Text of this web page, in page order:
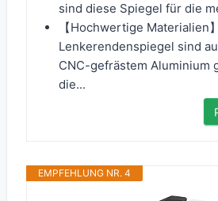
sind diese Spiegel für die
【Hochwertige Materialien
Lenkerendenspiegel sind
CNC-gefrästem Aluminium
die...
EMPFEHLUNG NR. 4